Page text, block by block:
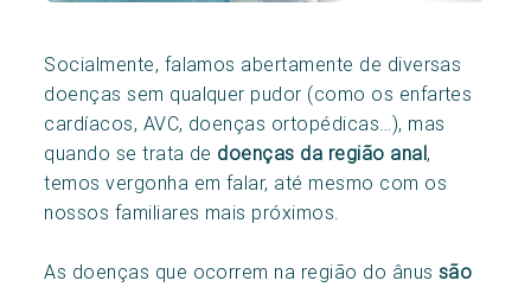
Socialmente, falamos abertamente de diversas
doenças sem qualquer pudor (como os enfartes
cardíacos, AVC, doenças ortopédicas…), mas
quando se trata de doenças da região anal,
temos vergonha em falar, até mesmo com os
nossos familiares mais próximos.
As doenças que ocorrem na região do ânussão